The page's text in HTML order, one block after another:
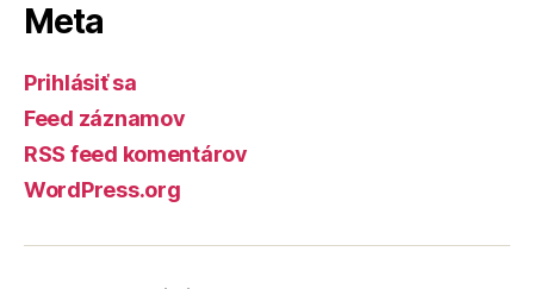
Meta
Prihlásiť sa
Feed záznamov
RSS feed komentárov
WordPress.org